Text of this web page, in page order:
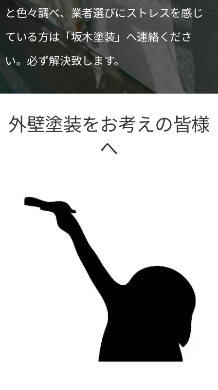
と色々調べ、業者選びにストレスを感じ
ている方は「坂木塗装」へ連絡くださ
い。必ず解決致します。
外壁塗装をお考えの皆様
へ